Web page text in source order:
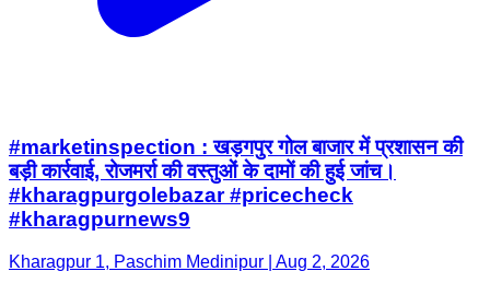
#marketinspection : खड़गपुर गोल बाजार में प्रशासन की
बड़ी कार्रवाई, रोजमर्रा की वस्तुओं के दामों की हुई जांच।
#kharagpurgolebazar #pricecheck
#kharagpurnews9
Kharagpur 1, Paschim Medinipur | Aug 2, 2026